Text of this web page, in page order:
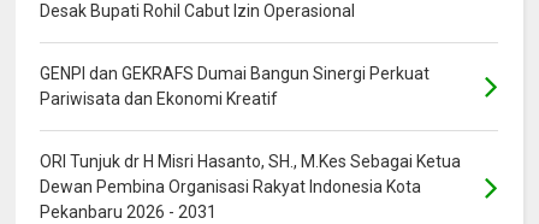
Desak Bupati Rohil Cabut Izin Operasional
GENPI dan GEKRAFS Dumai Bangun Sinergi Perkuat
Pariwisata dan Ekonomi Kreatif
ORI Tunjuk dr H Misri Hasanto, SH., M.Kes Sebagai Ketua
Dewan Pembina Organisasi Rakyat Indonesia Kota
Pekanbaru 2026 - 2031